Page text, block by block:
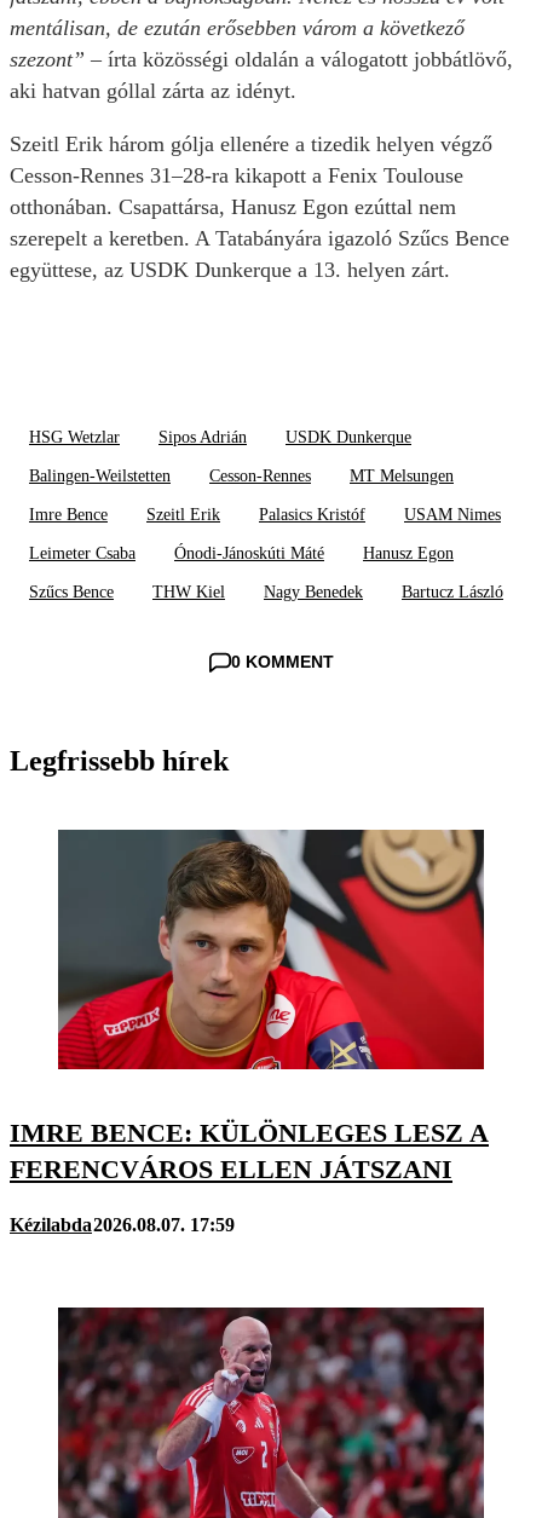
mentálisan, de ezután erősebben várom a következő
szezont” – írta közösségi oldalán a válogatott jobbátlövő,
aki hatvan góllal zárta az idényt.
Szeitl Erik három gólja ellenére a tizedik helyen végző
Cesson-Rennes 31–28-ra kikapott a Fenix Toulouse
otthonában. Csapattársa, Hanusz Egon ezúttal nem
szerepelt a keretben. A Tatabányára igazoló Szűcs Bence
együttese, az USDK Dunkerque a 13. helyen zárt.
HSG Wetzlar Sipos Adrián USDK Dunkerque
Balingen-Weilstetten Cesson-Rennes MT Melsungen
Imre Bence Szeitl Erik Palasics Kristóf USAM Nimes
Leimeter Csaba Ónodi-Jánoskúti Máté Hanusz Egon
Szűcs Bence THW Kiel Nagy Benedek Bartucz László
0 KOMMENT
Legfrissebb hírek
IMRE BENCE: KÜLÖNLEGES LESZ A
FERENCVÁROS ELLEN JÁTSZANI
Kézilabda2026.08.07. 17:59